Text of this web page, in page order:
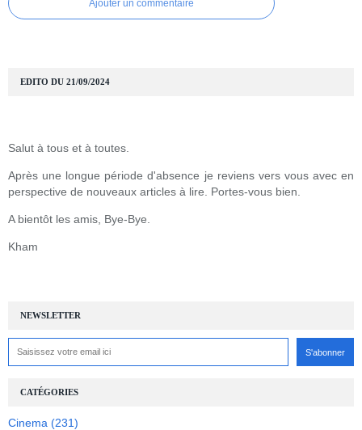
Ajouter un commentaire
NEWSLETTER
CATÉGORIES
Cinema (231)
EDITO DU 21/09/2024
Salut à tous et à toutes.
Après une longue période d'absence je reviens vers vous avec en
perspective de nouveaux articles à lire. Portes-vous bien.
A bientôt les amis, Bye-Bye.
Kham